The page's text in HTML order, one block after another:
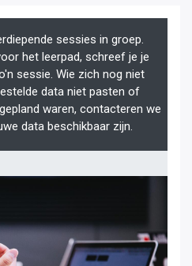
sessies in groep.
het leerpad, schreef je je
sessie. Wie zich nog niet
data niet pasten of
waren, contacteren we
data beschikbaar zijn.